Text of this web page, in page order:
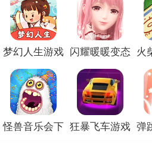
梦幻人生游戏
下载
闪耀暖暖变态
服下载
火
怪兽音乐会下 狂暴飞车游戏 弹